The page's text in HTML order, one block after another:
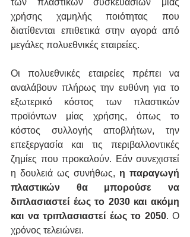
των πλαστικών συσκευασιών μίας
χρήσης χαμηλής ποιότητας που
διατίθενται επιθετικά στην αγορά από
μεγάλες πολυεθνικές εταιρείες.
Οι πολυεθνικές εταιρείες πρέπει να
αναλάβουν πλήρως την ευθύνη για το
εξωτερικό κόστος των πλαστικών
προϊόντων μίας χρήσης, όπως το
κόστος συλλογής αποβλήτων, την
επεξεργασία και τις περιβαλλοντικές
ζημίες που προκαλούν. Εάν συνεχιστεί
η δουλειά ως συνήθως, η παραγωγή
πλαστικών θα μπορούσε να
διπλασιαστεί έως το 2030 και ακόμη
και να τριπλασιαστεί έως το 2050. Ο
χρόνος τελειώνει.